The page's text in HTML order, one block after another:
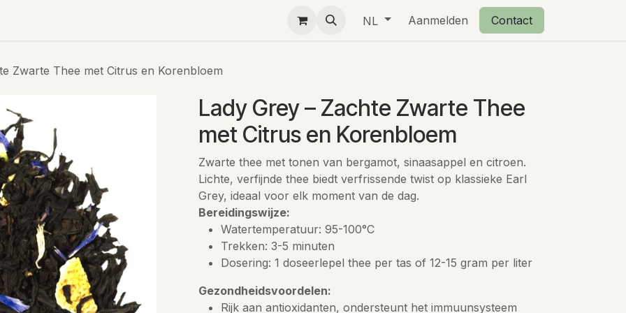
Kleine geschenkjes Over ons Retourbeleid
NL Aanmelden Contact
Zwarte Thee met Citrus en Korenbloem
Lady Grey – Zachte Zwarte Thee
met Citrus en Korenbloem
Zwarte thee met tonen van bergamot, sinaasappel en citroen.
Lichte, verfijnde thee biedt verfrissende twist op klassieke Earl
Grey, ideaal voor elk moment van de dag.
Bereidingswijze:
Watertemperatuur: 95-100°C
Trekken: 3-5 minuten
Dosering: 1 doseerlepel thee per tas of 12-15 gram per liter
Gezondheidsvoordelen:
Rijk aan antioxidanten, ondersteunt het immuunsysteem